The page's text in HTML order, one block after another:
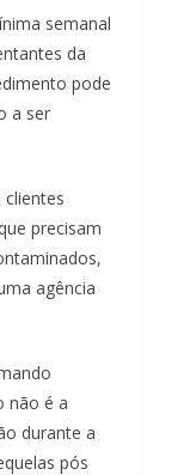
semanal
da
pode
a ser
precisam
agência
não é a
durante a
pós